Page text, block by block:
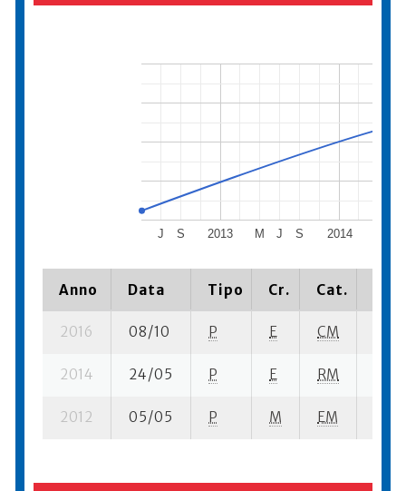
2013 2014
J S M J S
Anno Data Tipo Cr. Cat.
2016 08/10 P E CM
2014 24/05 P E RM
2012 05/05 P M EM